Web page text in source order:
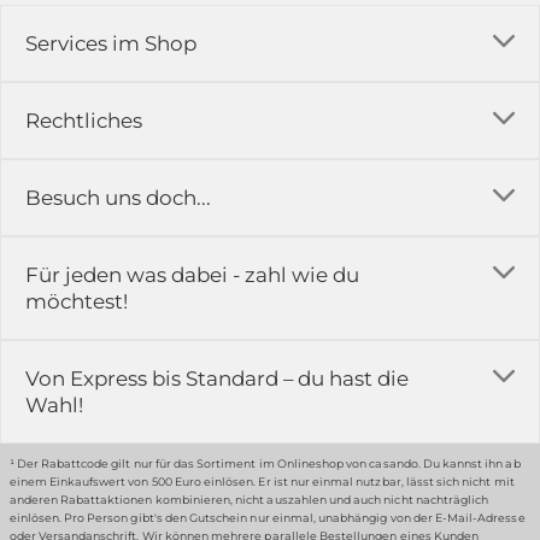
Rechtliches
Impressum
Rückgabe & Reklamation
Widerrufsrecht
Datenschutz-Einstellung
Services im Shop
Versandkosten
Erfahrungsberichte & Bewertungen
Kontakt
Karriere
Gewerbekunden
Grounding Page
Besuch uns doch...
in der Ausstellung...
51789 Lindlar
Hinweis:
… oder in unserem Fachmarkt
Für jeden was dabei - zahl wie du
möchtest!
Von Express bis Standard – du hast die
Wahl!
¹ Der Rabattcode gilt nur für das Sortiment im Onlineshop von casando. Du kannst ihn ab
einem Einkaufswert von 500 Euro einlösen. Er ist nur einmal nutzbar, lässt sich nicht mit
anderen Rabattaktionen kombinieren, nicht auszahlen und auch nicht nachträglich
einlösen. Pro Person gibt's den Gutschein nur einmal, unabhängig von der E-Mail-Adresse
oder Versandanschrift. Wir können mehrere parallele Bestellungen eines Kunden